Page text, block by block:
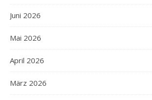
Juni 2026
Mai 2026
April 2026
März 2026